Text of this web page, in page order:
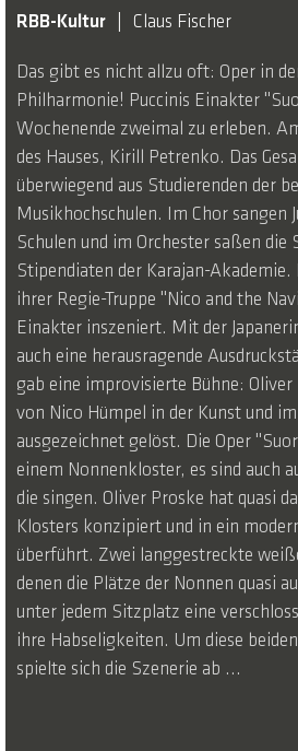
RBB-Kultur Claus Fischer
Das gibt es nicht allzu oft: Oper in
Philharmonie! Puccinis Einakter
Wochenende zweimal zu erleben.
des Hauses, Kirill Petrenko. Das
überwiegend aus Studierenden der
Musikhochschulen. Im Chor sangen
Schulen und im Orchester saßen die
Stipendiaten der Karajan-
ihrer Regie-Truppe "Nico and the
Einakter inszeniert. Mit der
auch eine herausragende
gab eine improvisierte Bühne:
von Nico Hümpel in der Kunst und
ausgezeichnet gelöst. Die Oper
einem Nonnenkloster, es sind auch
die singen. Oliver Proske hat quasi
Klosters konzipiert und in ein
überführt. Zwei langgestreckte
denen die Plätze der Nonnen quasi
unter jedem Sitzplatz eine
ihre Habseligkeiten. Um diese
spielte sich die Szenerie ab ...